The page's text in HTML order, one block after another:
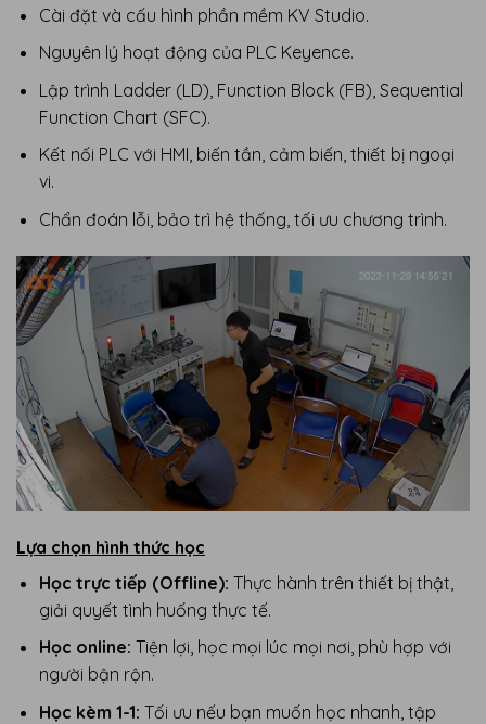
Cài đặt và cấu hình phần mềm KV Studio.
Nguyên lý hoạt động của PLC Keyence.
Lập trình Ladder (LD), Function Block (FB), Sequential
Function Chart (SFC).
Kết nối PLC với HMI, biến tần, cảm biến, thiết bị ngoại
vi.
Chẩn đoán lỗi, bảo trì hệ thống, tối ưu chương trình.
Lựa chọn hình thức học
Học trực tiếp (Offline): Thực hành trên thiết bị thật,
giải quyết tình huống thực tế.
Học online: Tiện lợi, học mọi lúc mọi nơi, phù hợp với
người bận rộn.
Học kèm 1-1: Tối ưu nếu bạn muốn học nhanh, tập